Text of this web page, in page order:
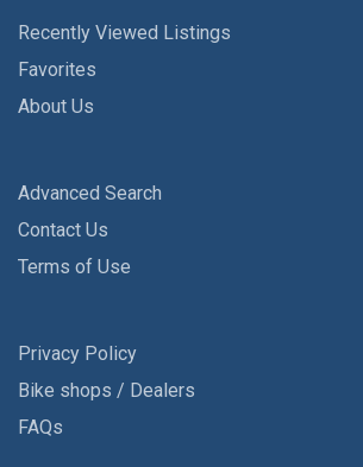
Recently Viewed Listings
Favorites
About Us
Advanced Search
Contact Us
Terms of Use
Privacy Policy
Bike shops / Dealers
FAQs